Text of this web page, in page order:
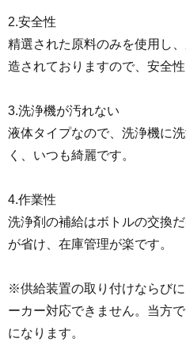
2.安全性
精選された原料のみを使用し
造されておりますので、安全性
3.洗浄機が汚れない
液体タイプなので、洗浄機に
く、いつも綺麗です。
4.作業性
洗浄剤の補給はボトルの交換
が省け、在庫管理が楽です。
※供給装置の取り付けならび
ーカー対応できません。当方
になります。